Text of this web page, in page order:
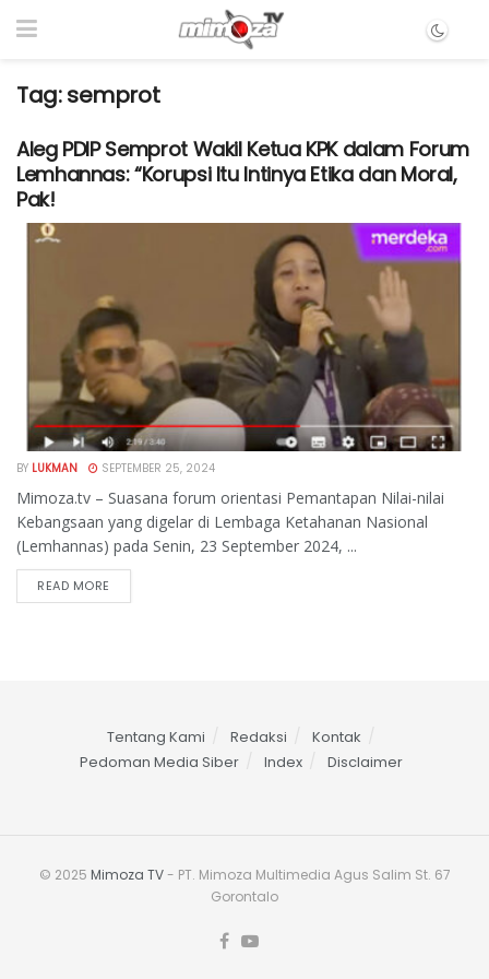
Tag:semprot
Aleg PDIP Semprot Wakil Ketua KPK dalam Forum
Lemhannas: “Korupsi Itu Intinya Etika dan Moral,
Pak!
BY LUKMAN SEPTEMBER 25, 2024
Mimoza.tv – Suasana forum orientasi Pemantapan Nilai-nilai
Kebangsaan yang digelar di Lembaga Ketahanan Nasional
(Lemhannas) pada Senin, 23 September 2024, ...
READ MORE
Tentang Kami Redaksi
Kontak
Pedoman Media Siber
Index Disclaimer
© 2025 Mimoza TV- PT. Mimoza Multimedia Agus Salim St. 67
Gorontalo